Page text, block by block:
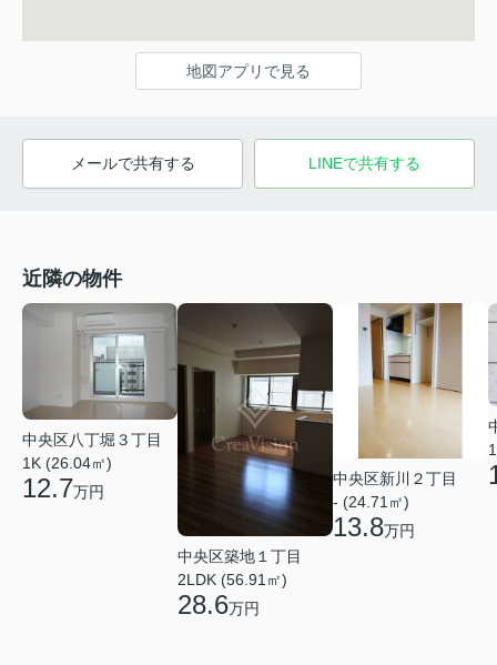
地図アプリで見る
メールで共有する LINEで共有する
近隣の物件
中央区八丁堀３丁目
1K (26.04㎡)
12.7万円
中央区築地１丁目
2LDK (56.91㎡)
28.6万円
中央区新川２丁目
- (24.71㎡)
13.8万円